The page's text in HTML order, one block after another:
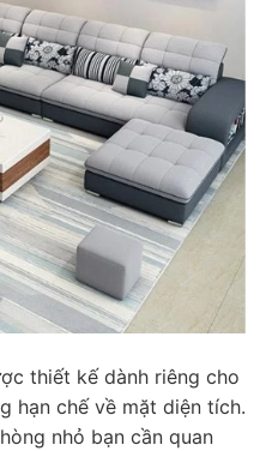
thiết kế dành riêng cho
hạn chế về mặt diện tích.
nhỏ bạn cần quan